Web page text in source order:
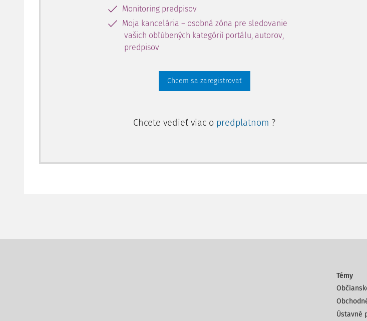
Monitoring predpisov
Moja kancelária – osobná zóna pre sledovanie
vašich obľúbených kategórií portálu, autorov,
predpisov
Chcem sa zaregistrovať
Chcete vedieť viac o predplatnom ?
Témy
Ústavné